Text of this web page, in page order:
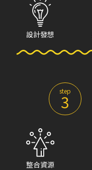
設計發想
step
3
整合資源